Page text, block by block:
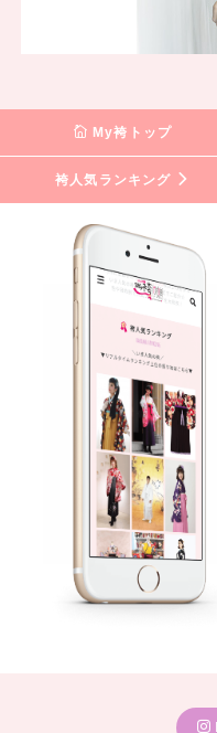
My袴トップ
袴人気ランキング